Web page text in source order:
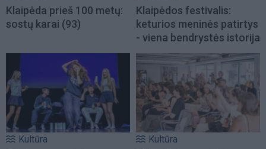
Klaipėda prieš 100 metų:
sostų karai (93)
Klaipėdos festivalis:
keturios meninės patirtys
- viena bendrystės istorija
Kultūra Kultūra